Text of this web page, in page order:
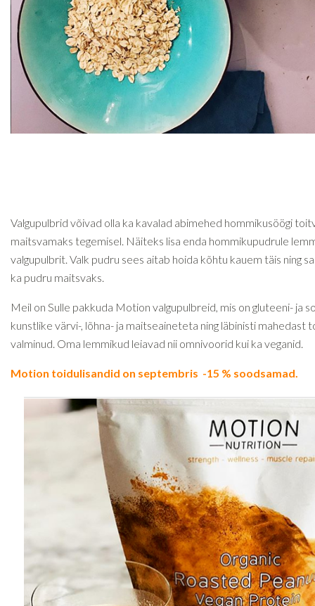
Valgupulbrid võivad olla ka kavalad abimehed hommikusöögi
maitsvamaks tegemisel. Näiteks lisa enda hommikupudrule
valgupulbrit. Valk pudru sees aitab hoida kõhtu kauem täis ning
ka pudru maitsvaks.
Meil on Sulle pakkuda Motion valgupulbreid, mis on gluteeni- ja
kunstlike värvi-, lõhna- ja maitseaineteta ning läbinisti mahedast
valminud. Oma lemmikud leiavad nii omnivoorid kui ka veganid.
Motion toidulisandid on septembris -15 % soodsamad.